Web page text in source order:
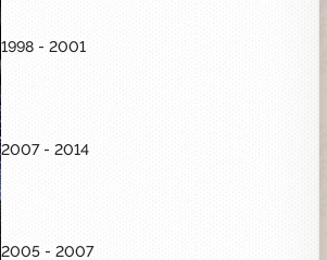
1998 - 2001
2007 - 2014
2005 - 2007